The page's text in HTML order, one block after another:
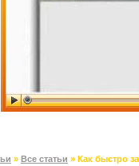
» Все статьи » Как быстро